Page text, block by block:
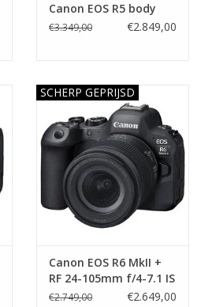
Canon EOS R5 body
€3.349,00 €2.849,00
SCHERP GEPRIJSD
Canon EOS R6 MkII +
RF 24-105mm f/4-7.1 IS
STM
€2.749,00 €2.649,00